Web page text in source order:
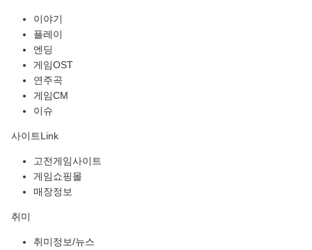
이야기
플레이
엔딩
게임OST
연주곡
게임CM
이슈
사이트Link
고전게임사이트
게임쇼핑몰
매장정보
취미
취미정보/뉴스